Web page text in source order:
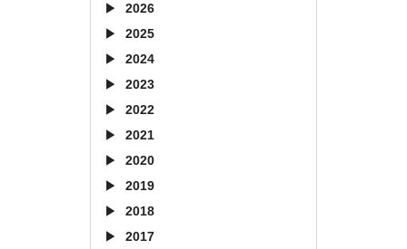
2026
2025
2024
2023
2022
2021
2020
2019
2018
2017